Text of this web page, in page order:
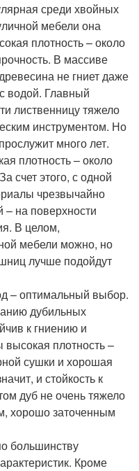
среди хвойных
мебели она
плотность – около
В массиве
не гниет даже
водой. Главный
лиственницу тяжело
инструментом. Но
много лет.
плотность – около
счет этого, с одной
чрезвычайно
– на поверхности
В целом,
мебели можно, но
лучше подойдут
– оптимальный выбор.
дубильных
к гниению и
плотность –
сушки и хорошая
и стойкость к
дуб не очень тяжело
хорошо заточенным
большинству
Кроме